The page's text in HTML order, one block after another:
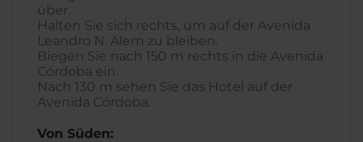
über.
Halten Sie sich rechts, um auf der Avenida
Leandro N. Alem zu bleiben.
Biegen Sie nach 150 m rechts in die Avenida
Córdoba ein.
Nach 130 m sehen Sie das Hotel auf der
Avenida Córdoba.
Von Süden: